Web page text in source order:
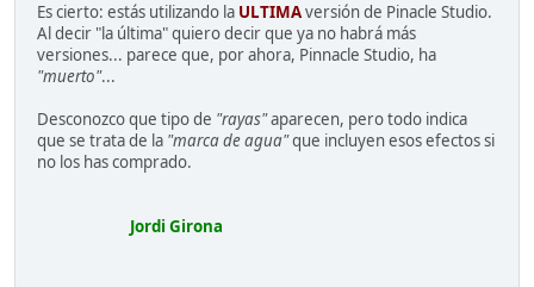
Es cierto: estás utilizando la ULTIMAversión de Pinacle Studio.
Al decir "la última" quiero decir que ya no habrá más
versiones... parece que, por ahora, Pinnacle Studio, ha
"muerto"...
Desconozco que tipo de "rayas"aparecen, pero todo indica
que se trata de la "marca de agua"que incluyen esos efectos si
no los has comprado.
Jordi Girona